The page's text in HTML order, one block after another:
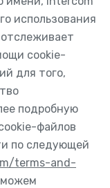
использования
cookie-
для того,
подробную
файлов
по следующей
terms-and-